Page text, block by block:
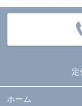
定
ホーム